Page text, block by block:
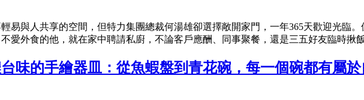
易與人共享的空間，但特力集團總裁何湯雄卻選擇敞開家門，一年365天歡迎光臨
愛外食的他，就在家中聘請私廚，不論客戶應酬、同事聚餐，還是三五好友臨時揪
味的手繪器皿：從魚蝦盤到青花碗，每一個碗都有屬